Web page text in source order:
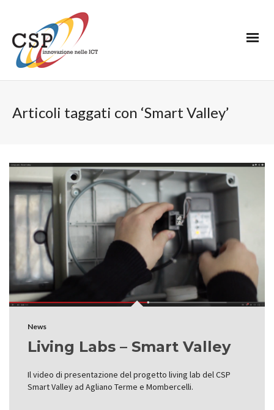
Articoli taggati con ‘Smart Valley’
News
Living Labs – Smart Valley
Il video di presentazione del progetto living lab del CSP
Smart Valley ad Agliano Terme e Mombercelli.